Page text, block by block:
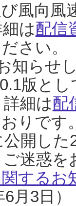
風向風
は配信
さい。
知らせ
版と
細は配
りです
開し
迷惑
するお
月3日）